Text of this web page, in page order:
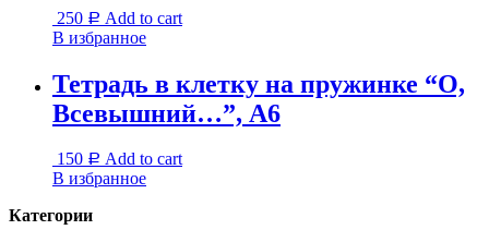
250 Р Add to cart
В избранное
Тетрадь в клетку на пружинке “О,
Всевышний…”, А6
150 Р Add to cart
В избранное
Категории